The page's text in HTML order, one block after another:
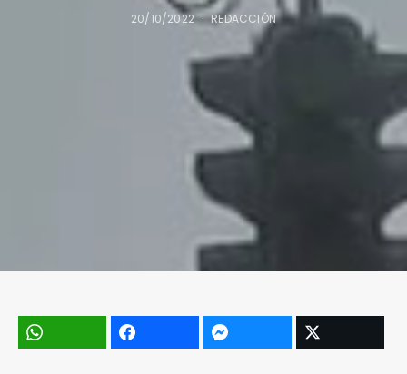
20/10/2022 REDACCIÓN